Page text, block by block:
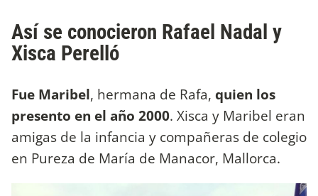
Así se conocieron Rafael Nadal y
Xisca Perelló
Fue Maribel, hermana de Rafa, quien los
presento en el año 2000. Xisca y Maribel eran
amigas de la infancia y compañeras de colegio
en Pureza de María de Manacor, Mallorca.